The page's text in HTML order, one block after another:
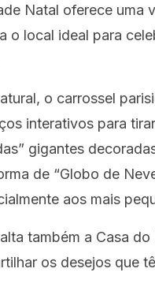
Natal oferece uma
o local ideal para
o carrossel
interativos para
gigantes
de “Globo de
aos mais
também a Casa
os desejos que